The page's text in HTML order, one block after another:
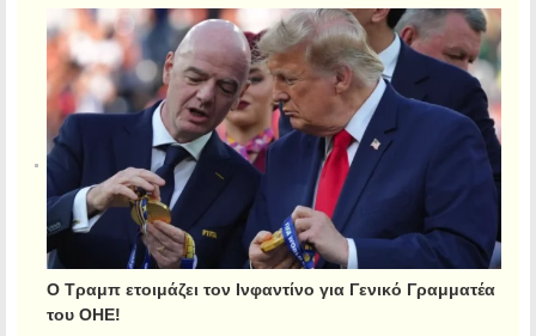
Ο Τραμπ ετοιμάζει τον Ινφαντίνο για Γενικό Γραμματέα
του ΟΗΕ!